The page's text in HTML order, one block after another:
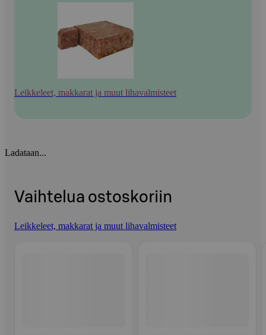
Leikkeleet, makkarat ja muut lihavalmisteet
Ladataan...
Vaihtelua ostoskoriin
Leikkeleet, makkarat ja muut lihavalmisteet